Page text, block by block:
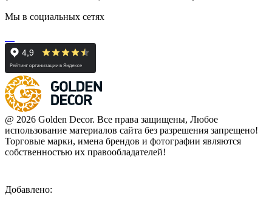
Мы в социальных сетях
@ 2026 Golden Decor. Все права защищены, Любое
использование материалов сайта без разрешения запрещено!
Торговые марки, имена брендов и фотографии являются
собственностью их правообладателей!
Добавлено: